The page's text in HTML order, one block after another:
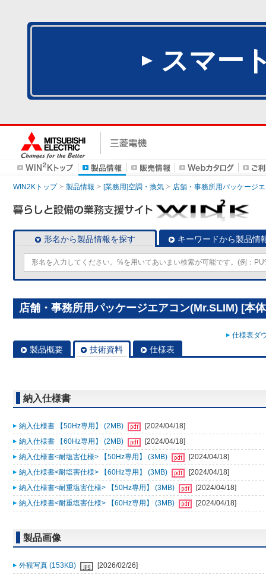
スマー
WIN2Kトップ 製品情報 [業務用]空調・換気 店舗・事務所用パッケージ
形名から製品情報を探す キーワードから製品情
店舗・事務所用パッケージエアコン(Mr.SLIM) [本
仕様表ダ
製品概要 技術資料 仕様表
納入仕様書
納入仕様書 【50Hz専用】 (2MB)
[2024/04/18]
納入仕様書 【60Hz専用】 (2MB)
[2024/04/18]
納入仕様書<耐塩害仕様> 【50Hz専用】 (3MB)
[2024/04/18]
納入仕様書<耐塩害仕様> 【60Hz専用】 (3MB)
[2024/04/18]
納入仕様書<耐重塩害仕様> 【50Hz専用】 (3MB)
[2024/04/18]
納入仕様書<耐重塩害仕様> 【60Hz専用】 (3MB)
[2024/04/18]
製品画像
外観写真 (153KB) [2026/02/26]